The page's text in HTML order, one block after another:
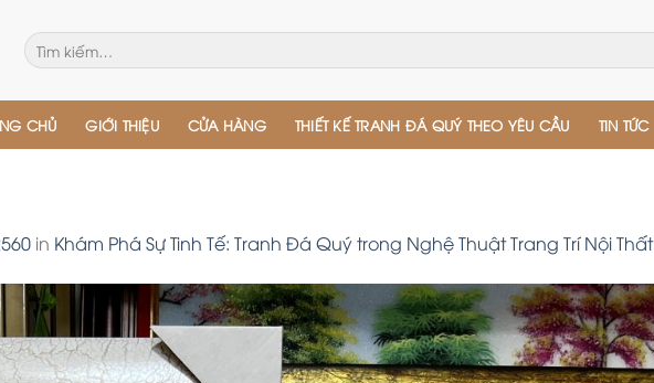
Tìm
kiếm:
CHỦ GIỚI THIỆU CỬA HÀNG THIẾT KẾ TRANH ĐÁ QUÝ THEO YÊU CẦU TIN TỨC
in Khám Phá Sự Tinh Tế: Tranh Đá Quý trong Nghệ Thuật Trang Trí Nội Thất